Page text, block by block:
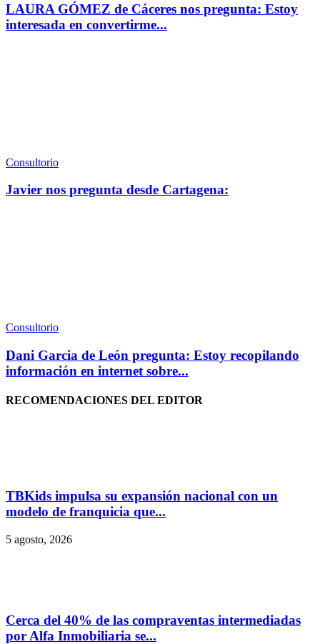
LAURA GÓMEZ de Cáceres nos pregunta: Estoy
interesada en convertirme...
Consultorio
Javier nos pregunta desde Cartagena:
Consultorio
Dani Garcia de León pregunta: Estoy recopilando
información en internet sobre...
RECOMENDACIONES DEL EDITOR
TBKids impulsa su expansión nacional con un
modelo de franquicia que...
5 agosto, 2026
Cerca del 40% de las compraventas intermediadas
por Alfa Inmobiliaria se...